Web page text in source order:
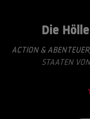
Die
ACTION & ABENTEUER,
STAATEN